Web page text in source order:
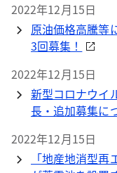
2022年12月15日
原油価格高騰等
3回募集！
2022年12月15日
新型コロナウイ
長・追加募集に
2022年12月15日
「地産地消型